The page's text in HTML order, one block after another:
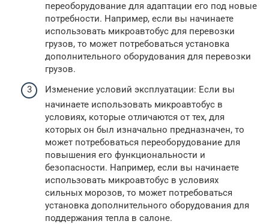
переоборудование для адаптации его под новые
потребности. Например, если вы начинаете
использовать микроавтобус для перевозки
грузов, то может потребоваться установка
дополнительного оборудования для перевозки
грузов.
Изменение условий эксплуатации: Если вы
начинаете использовать микроавтобус в
условиях, которые отличаются от тех, для
которых он был изначально предназначен, то
может потребоваться переоборудование для
повышения его функциональности и
безопасности. Например, если вы начинаете
использовать микроавтобус в условиях
сильных морозов, то может потребоваться
установка дополнительного оборудования для
поддержания тепла в салоне.